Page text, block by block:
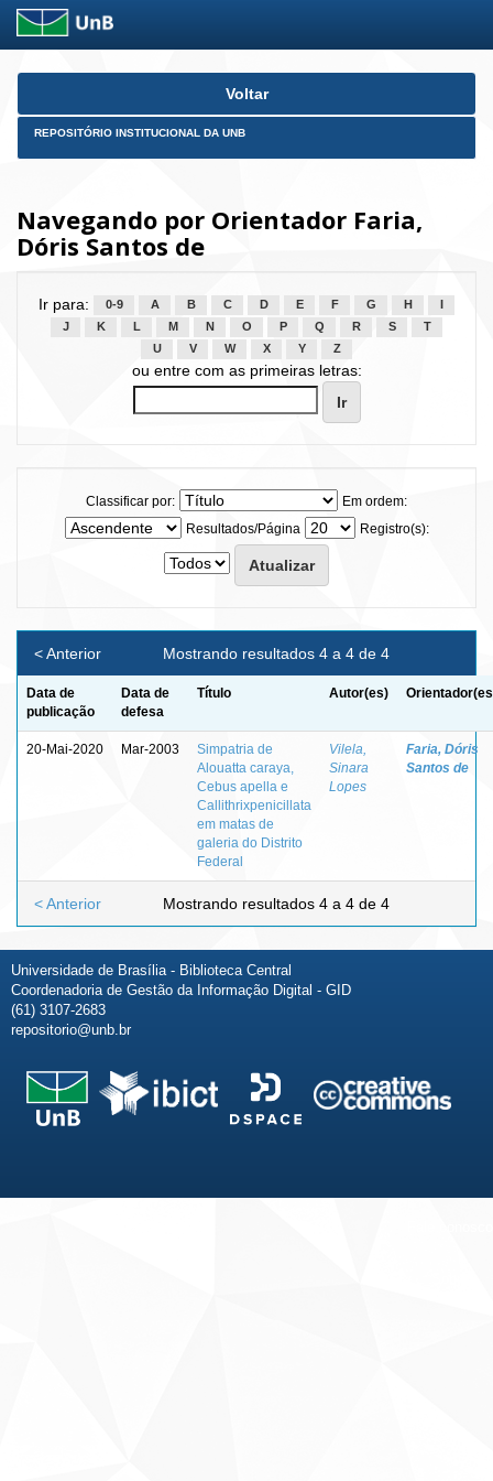
Skip
Voltar
REPOSITÓRIO INSTITUCIONAL DA UNB
Navegando por Orientador Faria,
Dóris Santos de
Ir para: 0-9 A B C D E F G H
J
K L M N O P Q R S
T
U
V W X Y Z
ou entre com as primeiras letras:
Classificar por:
Em ordem:
Resultados/Página
Registro(s):
Mostrando resultados 4 a 4 de 4
< Anterior
Data de
publicação
Data de
defesa
Título Autor(es)
20-Mai-2020 Mar-2003
Simpatria de
Alouatta caraya,
Cebus apella e
Callithrixpenicillata
em matas de
galeria do Distrito
Federal
Vilela,
Sinara
Lopes
Faria, Dóris
Santos de
Mostrando resultados 4 a 4 de 4
< Anterior
Universidade de Brasília - Biblioteca Central
Coordenadoria de Gestão da Informação Digital - GID
(61) 3107-2683
repositorio@unb.br